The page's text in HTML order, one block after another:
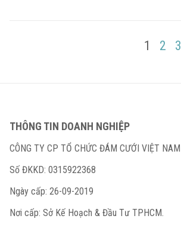
1 2 3
THÔNG TIN DOANH NGHIỆP
CÔNG TY CP TỔ CHỨC ĐÁM CƯỚI VIỆT NAM
Số ĐKKD: 0315922368
Ngày cấp: 26-09-2019
Nơi cấp: Sở Kế Hoạch & Đầu Tư TPHCM.